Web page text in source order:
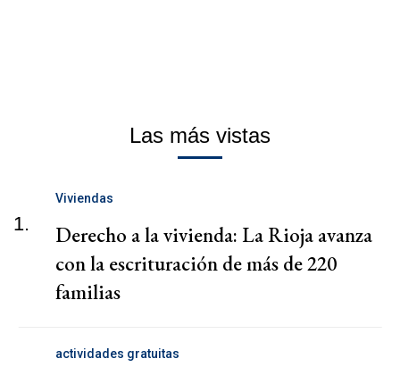
Las más vistas
1.
Viviendas
Derecho a la vivienda: La Rioja avanza
con la escrituración de más de 220
familias
actividades gratuitas